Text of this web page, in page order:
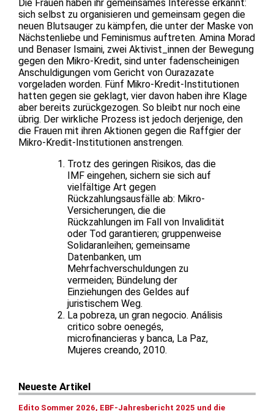
Die Frauen haben ihr gemeinsames Interesse erkannt:
sich selbst zu organisieren und gemeinsam gegen die
neuen Blutsauger zu kämpfen, die unter der Maske von
Nächstenliebe und Feminismus auftreten. Amina Morad
und Benaser Ismaini, zwei Aktivist_innen der Bewegung
gegen den Mikro-Kredit, sind unter fadenscheinigen
Anschuldigungen vom Gericht von Ourazazate
vorgeladen worden. Fünf Mikro-Kredit-Institutionen
hatten gegen sie geklagt, vier davon haben ihre Klage
aber bereits zurückgezogen. So bleibt nur noch eine
übrig. Der wirkliche Prozess ist jedoch derjenige, den
die Frauen mit ihren Aktionen gegen die Raffgier der
Mikro-Kredit-Institutionen anstrengen.
Trotz des geringen Risikos, das die
IMF eingehen, sichern sie sich auf
vielfältige Art gegen
Rückzahlungsausfälle ab: Mikro-
Versicherungen, die die
Rückzahlungen im Fall von Invalidität
oder Tod garantieren; gruppenweise
Solidaranleihen; gemeinsame
Datenbanken, um
Mehrfachverschuldungen zu
vermeiden; Bündelung der
Einziehungen des Geldes auf
juristischem Weg.
La pobreza, un gran negocio. Análisis
critico sobre oenegés,
microfinancieras y banca, La Paz,
Mujeres creando, 2010.